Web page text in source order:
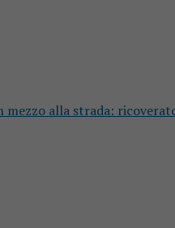
mezzo alla strada: